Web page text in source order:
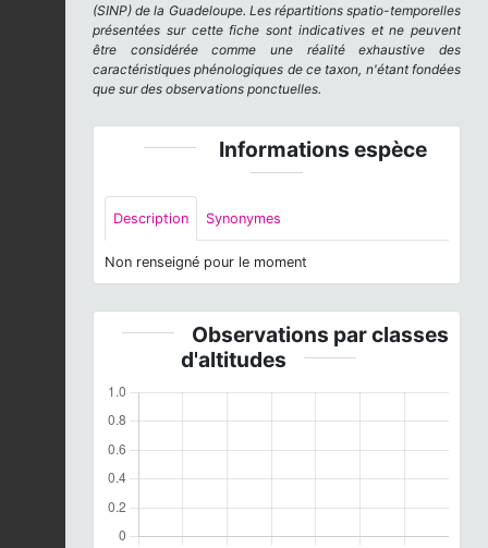
(SINP) de la Guadeloupe. Les répartitions spatio-temporelles
présentées sur cette fiche sont indicatives et ne peuvent
être considérée comme une réalité exhaustive des
caractéristiques phénologiques de ce taxon, n'étant fondées
que sur des observations ponctuelles.
Informations espèce
Description Synonymes
Non renseigné pour le moment
Observations par classes
d'altitudes